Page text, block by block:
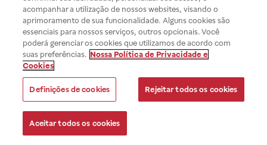
acompanhar a utilização de nossos websites, visando o
aprimoramento de sua funcionalidade. Alguns cookies são
essenciais para nossos serviços, outros opcionais. Você
poderá gerenciar os cookies que utilizamos de acordo com
suas preferências. Nossa Política de Privacidade e
Cookies
Definições de cookies Rejeitar todos os cookies
Aceitar todos os cookies